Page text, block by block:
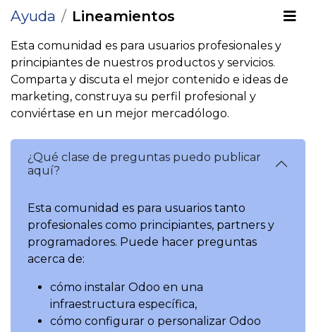
Ayuda Lineamientos
Esta comunidad es para usuarios profesionales y
principiantes de nuestros productos y servicios.
Comparta y discuta el mejor contenido e ideas de
marketing, construya su perfil profesional y
conviértase en un mejor mercadólogo.
¿Qué clase de preguntas puedo publicar
aquí?
Esta comunidad es para usuarios tanto
profesionales como principiantes, partners y
programadores. Puede hacer preguntas
acerca de:
cómo instalar Odoo en una
infraestructura específica,
cómo configurar o personalizar Odoo